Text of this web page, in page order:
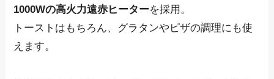
1000Wの高火力遠赤ヒーターを採用。
トーストはもちろん、グラタンやピザの調理にも使
えます。